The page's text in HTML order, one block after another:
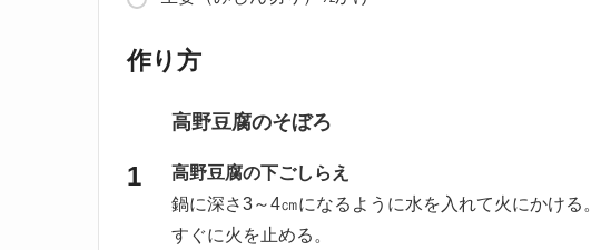
作り方
高野豆腐のそぼろ
高野豆腐の下ごしらえ
鍋に深さ3～4㎝になるように水を入れて火にかける
すぐに火を止める。